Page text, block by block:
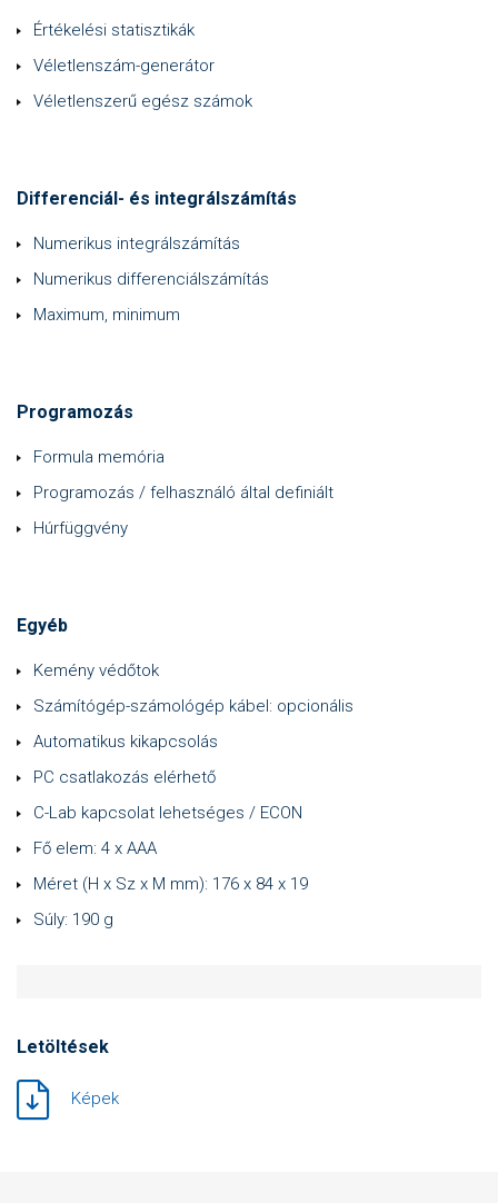
Értékelési statisztikák
Véletlenszám-generátor
Véletlenszerű egész számok
Differenciál- és integrálszámítás
Numerikus integrálszámítás
Numerikus differenciálszámítás
Maximum, minimum
Programozás
Formula memória
Programozás / felhasználó által definiált
Húrfüggvény
Egyéb
Kemény védőtok
Számítógép-számológép kábel: opcionális
Automatikus kikapcsolás
PC csatlakozás elérhető
C-Lab kapcsolat lehetséges / ECON
Fő elem: 4 x AAA
Méret (H x Sz x M mm): 176 x 84 x 19
Súly: 190 g
Letöltések
Képek